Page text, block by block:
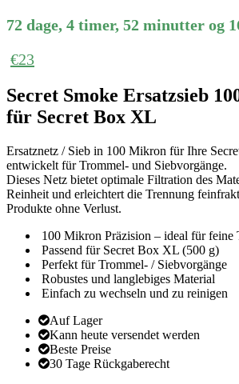
72 dage, 4 timer, 52 minutter og
€23
Secret Smoke Ersatzsieb
für Secret Box XL
Ersatznetz / Sieb in 100 Mikron für Ihre
entwickelt für Trommel- und Siebvorgänge.
Dieses Netz bietet optimale Filtration des
Reinheit und erleichtert die Trennung
Produkte ohne Verlust.
100 Mikron Präzision – ideal für feine
Passend für Secret Box XL (500 g)
Perfekt für Trommel- / Siebvorgänge
Robustes und langlebiges Material
Einfach zu wechseln und zu reinigen
Auf Lager
Kann heute versendet werden
Beste Preise
30 Tage Rückgaberecht